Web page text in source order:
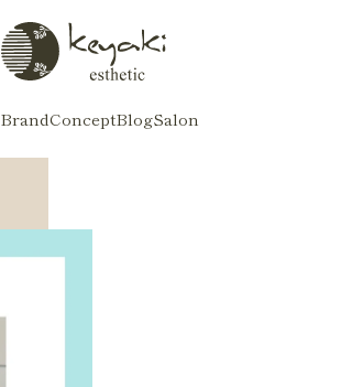
BrandConceptBlogSalon